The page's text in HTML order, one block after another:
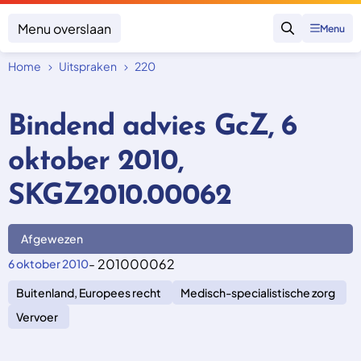
Menu overslaan
Zoeken
Menu
Onderwerpen
Zorgverzekering afsluiten
Vergoeding van zorg
Zorg in het buitenland
Geen zorgverzekering
Focus en impact
Uitspraken
Over SKGZ
Nieuws
Casussen
Home Uitspraken 220
Bindend advies GcZ, 6
oktober 2010,
SKGZ2010.00062
Afgewezen
6 oktober 2010- 201000062
Buitenland, Europees recht
Medisch-specialistische zorg
Vervoer